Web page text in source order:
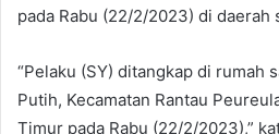
pada Rabu (22/2/2023) di daerah
“Pelaku (SY) ditangkap di rumah
Putih, Kecamatan Rantau
Timur pada Rabu (22/2/2023),”